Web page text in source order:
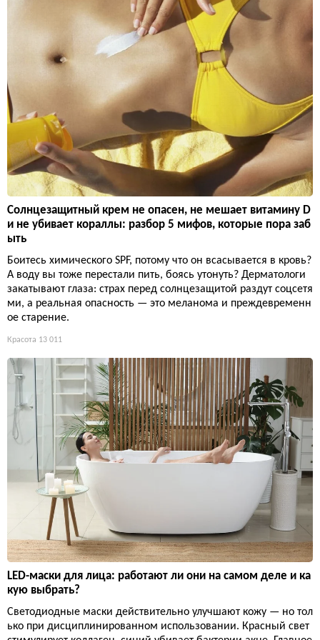
Солнцезащитный крем не опасен, не мешает витамину D
и не убивает кораллы: разбор 5 мифов, которые пора заб
ыть
Боитесь химического SPF, потому что он всасывается в кровь?
А воду вы тоже перестали пить, боясь утонуть? Дерматологи
закатывают глаза: страх перед солнцезащитой раздут соцсетя
ми, а реальная опасность — это меланома и преждевременн
ое старение.
Красота 13 011
LED-маски для лица: работают ли они на самом деле и ка
кую выбрать?
Светодиодные маски действительно улучшают кожу — но тол
ько при дисциплинированном использовании. Красный свет